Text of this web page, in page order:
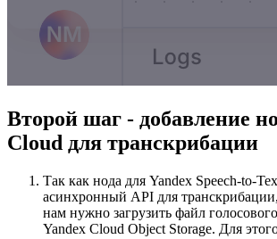
Второй шаг - добавление
Cloud для транскрибации
Так как нода для Yandex Speech-to-
асинхронный API для
нам нужно загрузить файл
Yandex Cloud Object Storage. Для